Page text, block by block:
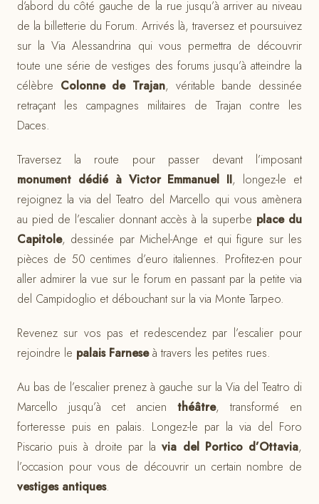
d’abord du côté gauche de la rue jusqu’à arriver au niveau
de la billetterie du Forum. Arrivés là, traversez et poursuivez
sur la Via Alessandrina qui vous permettra de découvrir
toute une série de vestiges des forums jusqu’à atteindre la
célèbre Colonne de Trajan, véritable bande dessinée
retraçant les campagnes militaires de Trajan contre les
Daces.
Traversez la route pour passer devant l’imposant
monument dédié à Victor Emmanuel II, longez-le et
rejoignez la via del Teatro del Marcello qui vous amènera
au pied de l’escalier donnant accès à la superbe place du
Capitole, dessinée par Michel-Ange et qui figure sur les
pièces de 50 centimes d’euro italiennes. Profitez-en pour
aller admirer la vue sur le forum en passant par la petite via
del Campidoglio et débouchant sur la via Monte Tarpeo.
Revenez sur vos pas et redescendez par l’escalier pour
rejoindre le palais Farneseà travers les petites rues.
Au bas de l’escalier prenez à gauche sur la Via del Teatro di
Marcello jusqu’à cet ancien théâtre, transformé en
forteresse puis en palais. Longez-le par la via del Foro
Piscario puis à droite par lavia del Portico d’Ottavia,
l’occasion pour vous de découvrir un certain nombre de
vestiges antiques.